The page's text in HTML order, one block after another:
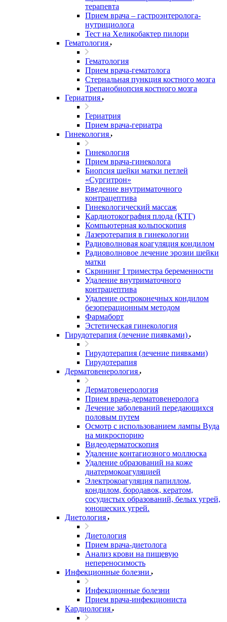
терапевта
Прием врача – гастроэнтеролога-
нутрициолога
Тест на Хеликобактер пилори
Гематология
Гематология
Прием врача-гематолога
Стернальная пункция костного мозга
Трепанобиопсия костного мозга
Гериатрия
Гериатрия
Прием врача-гериатра
Гинекология
Гинекология
Прием врача-гинеколога
Биопсия шейки матки петлей
«Сургитрон»
Введение внутриматочного
контрацептива
Гинекологический массаж
Кардиотокография плода (КТГ)
Компьютерная кольпоскопия
Лазеротерапия в гинекологии
Радиоволновая коагуляция кондилом
Радиоволновое лечение эрозии шейки
матки
Скрининг I триместра беременности
Удаление внутриматочного
контрацептива
Удаление остроконечных кондилом
безоперационным методом
Фармаборт
Эстетическая гинекология
Гирудотерапия (лечение пиявками)
Гирудотерапия (лечение пиявками)
Гирудотерапия
Дерматовенерология
Дерматовенерология
Прием врача-дерматовенеролога
Лечение заболеваний передающихся
половым путем
Осмотр с использованием лампы Вуда
на микроспорию
Видеодерматоскопия
Удаление контагиозного моллюска
Удаление образований на коже
диатермокоагуляцией
Электрокоагуляция папиллом,
кондилом, бородавок, кератом,
сосудистых образований, белых угрей,
юношеских угрей.
Диетология
Диетология
Прием врача-диетолога
Анализ крови на пищевую
непереносимость
Инфекционные болезни
Инфекционные болезни
Прием врача-инфекциониста
Кардиология